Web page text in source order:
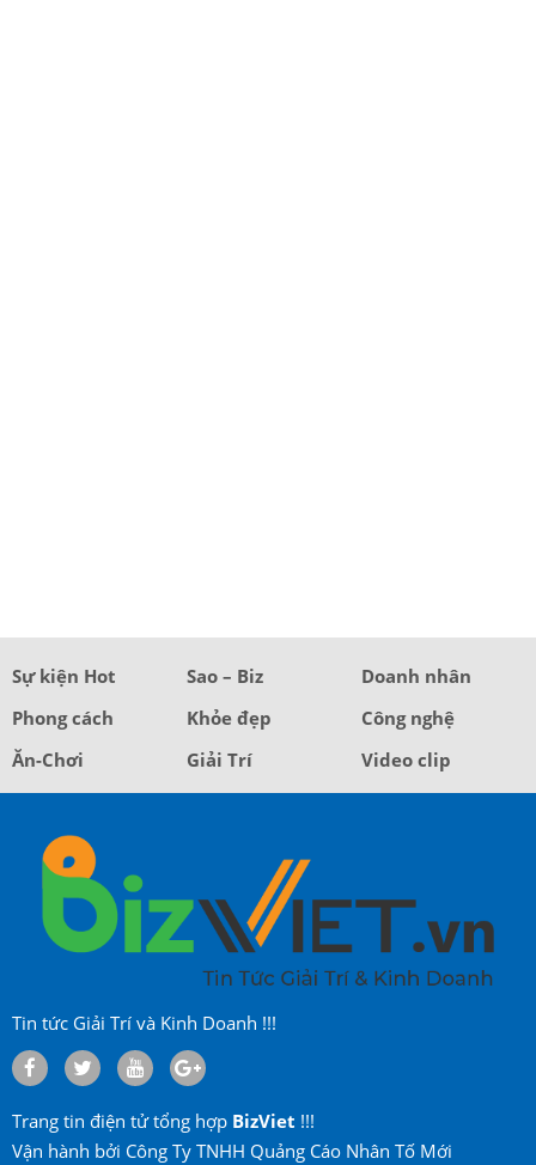
Sự kiện Hot Sao – Biz
Doanh nhân
Phong cách
Khỏe đẹp
Công nghệ
Ăn-Chơi
Giải Trí Video clip
Tin tức Giải Trí và Kinh Doanh !!!
Trang tin điện tử tổng hợp BizViet !!!
Vận hành bởi Công Ty TNHH Quảng Cáo Nhân Tố Mới